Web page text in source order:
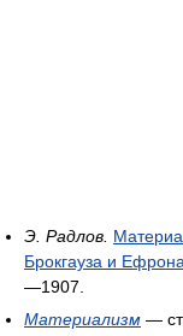
Э. Радлов.
Брокгауза и Ефрона
—1907.
Материализм —